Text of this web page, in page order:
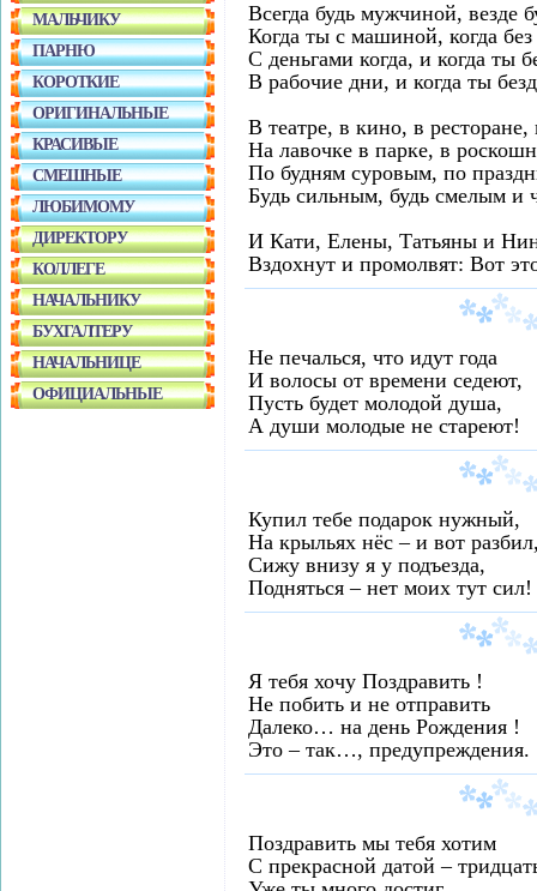
МАЛЬЧИКУ
ПАРНЮ
КОРОТКИЕ
ОРИГИНАЛЬНЫЕ
КРАСИВЫЕ
СМЕШНЫЕ
ЛЮБИМОМУ
ДИРЕКТОРУ
КОЛЛЕГЕ
НАЧАЛЬНИКУ
БУХГАЛТЕРУ
НАЧАЛЬНИЦЕ
ОФИЦИАЛЬНЫЕ
Всегда будь мужчиной, везде
Когда ты с машиной, когда
С деньгами когда, и когда ты
В рабочие дни, и когда ты
В театре, в кино, в ресторане,
На лавочке в парке, в
По будням суровым, по
Будь сильным, будь смелым и
И Кати, Елены, Татьяны и
Вздохнут и промолвят: Вот
Не печалься, что идут года
И волосы от времени седеют,
Пусть будет молодой душа,
А души молодые не стареют!
Купил тебе подарок нужный,
На крыльях нёс – и вот
Сижу внизу я у подъезда,
Подняться – нет моих тут сил!
Я тебя хочу Поздравить !
Не побить и не отправить
Далеко… на день Рождения !
Это – так…, предупреждения.
Поздравить мы тебя хотим
С прекрасной датой –